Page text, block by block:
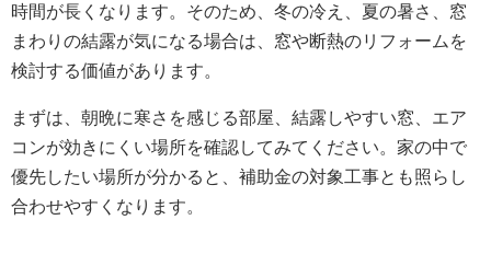
時間が長くなります。そのため、冬の冷え、夏の暑さ、窓
まわりの結露が気になる場合は、窓や断熱のリフォームを
検討する価値があります。
まずは、朝晩に寒さを感じる部屋、結露しやすい窓、エア
コンが効きにくい場所を確認してみてください。家の中で
優先したい場所が分かると、補助金の対象工事とも照らし
合わせやすくなります。